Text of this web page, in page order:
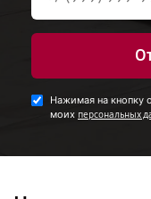
Нажимая на кнопку
моих персональных